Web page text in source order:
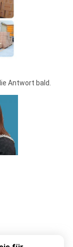
Antwort bald.